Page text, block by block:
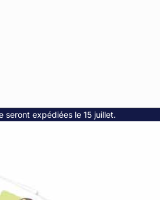
expédiées le 15 juillet.